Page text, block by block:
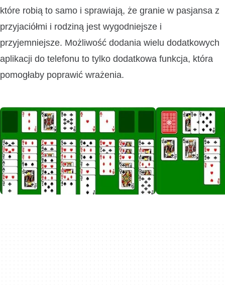
które robią to samo i sprawiają, że granie w pasjansa z
przyjaciółmi i rodziną jest wygodniejsze i
przyjemniejsze. Możliwość dodania wielu dodatkowych
aplikacji do telefonu to tylko dodatkowa funkcja, która
pomogłaby poprawić wrażenia.